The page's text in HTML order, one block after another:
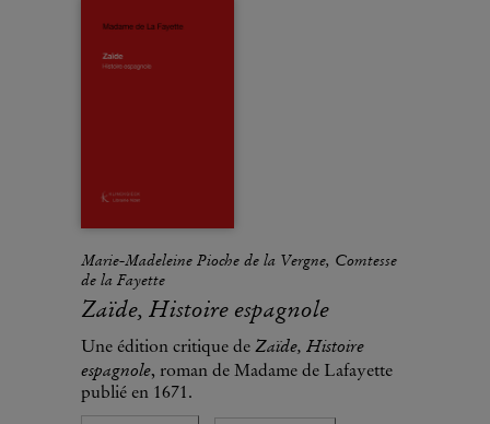
Marie-Madeleine Pioche de la Vergne, Comtesse
de la Fayette
Zaïde, Histoire espagnole
Une édition critique de Zaïde, Histoire
espagnole, roman de Madame de Lafayette
publié en 1671.